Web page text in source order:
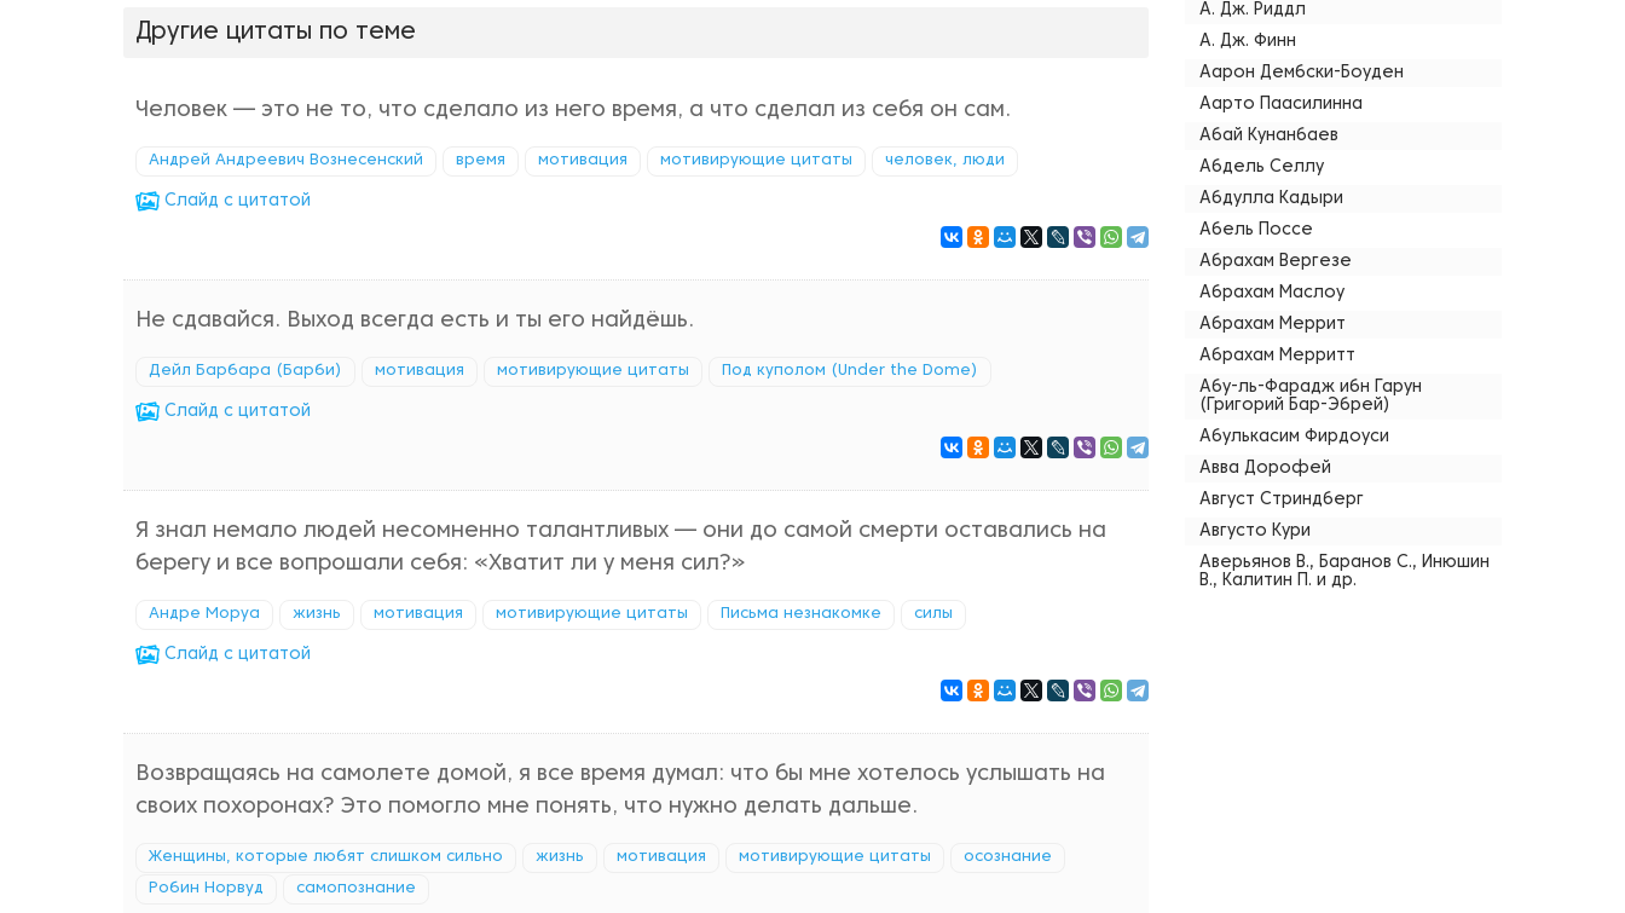
Другие цитаты по теме
Человек — это не то, что сделало из него время, а что сделал из себя он сам.
Андрей Андреевич Вознесенский время мотивация мотивирующие цитаты человек, люди
Cлайд с цитатой
Не сдавайся. Выход всегда есть и ты его найдёшь.
Дейл Барбара (Барби) мотивация мотивирующие цитаты Под куполом (Under the Dome)
Cлайд с цитатой
Я знал немало людей несомненно талантливых — они до самой смерти оставались на
берегу и все вопрошали себя: «Хватит ли у меня сил?»
Андре Моруа жизнь мотивация мотивирующие цитаты Письма незнакомке силы
Cлайд с цитатой
Возвращаясь на самолете домой, я все время думал: что бы мне хотелось услышать на
своих похоронах? Это помогло мне понять, что нужно делать дальше.
Женщины, которые любят слишком сильно жизнь мотивация мотивирующие цитаты осознание
Робин Норвуд самопознание
А. Дж. Риддл
А. Дж. Финн
Аарон Дембски-Боуден
Аарто Паасилинна
Абай Кунанбаев
Абдель Селлу
Абдулла Кадыри
Абель Поссе
Абрахам Вергезе
Абрахам Маслоу
Абрахам Меррит
Абрахам Мерритт
Абу-ль-Фарадж ибн Гарун
(Григорий Бар-Эбрей)
Абулькасим Фирдоуси
Авва Дорофей
Август Стриндберг
Августо Кури
Аверьянов В., Баранов С., Инюшин
В., Калитин П. и др.